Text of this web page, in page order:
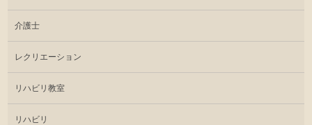
介護士
レクリエーション
リハビリ教室
リハビリ